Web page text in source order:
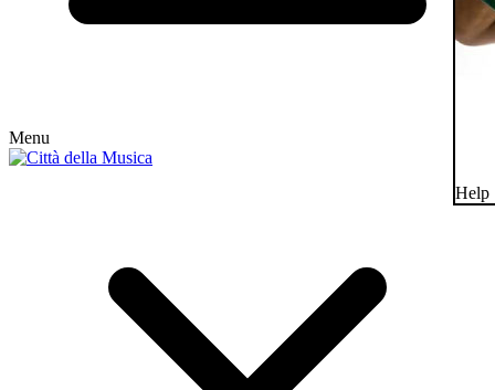
Menu
Help